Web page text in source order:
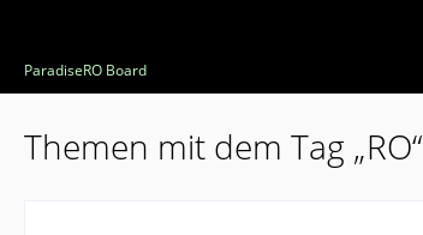
ParadiseRO Board
Themen mit dem Tag „RO“